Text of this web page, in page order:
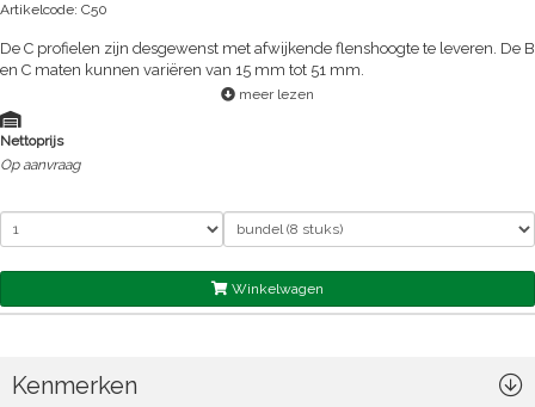
Artikelcode: C50
De C profielen zijn desgewenst met afwijkende flenshoogte te leveren. De B
en C maten kunnen variëren van 15 mm tot 51 mm.
meer lezen
Nettoprijs
Op aanvraag
Winkelwagen
Kenmerken